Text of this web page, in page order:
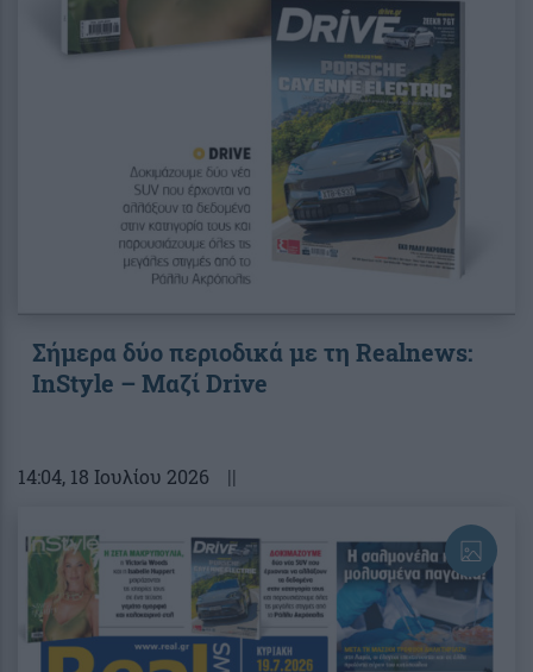
Σήμερα δύο περιοδικά με τη Realnews:
InStyle – Μαζί Drive
14:04, 18 Ιουλίου 2026 ||